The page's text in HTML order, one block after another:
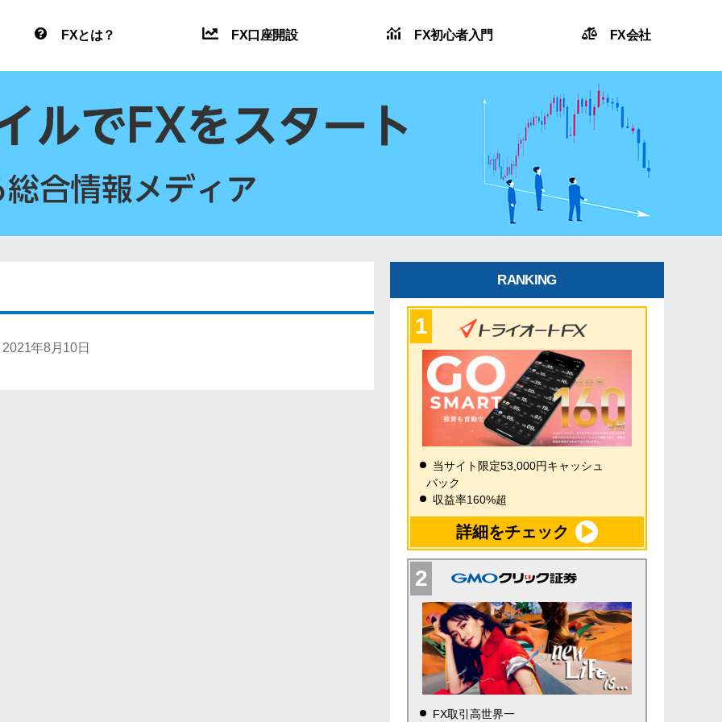
FXとは？ FX口座開設 FX初心者入門 FX会社
2021年8月10日
RANKING
当サイト限定53,000円キャッシュ
バック
収益率160%超
詳細をチェック
FX取引高世界一